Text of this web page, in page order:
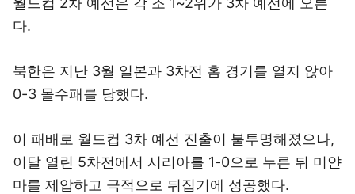
다.
북한은 지난 3월 일본과 3차전 홈 경기를 열지 않아
0-3 몰수패를 당했다.
이 패배로 월드컵 3차 예선 진출이 불투명해졌으나,
이달 열린 5차전에서 시리아를 1-0으로 누른 뒤 미얀
마를 제압하고 극적으로 뒤집기에 성공했다.